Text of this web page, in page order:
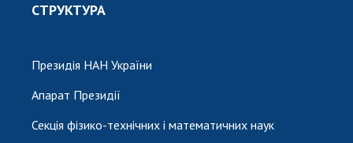
СТРУКТУРА
Президія НАН України
Апарат Президії
Секція фізико-технічних і математичних наук